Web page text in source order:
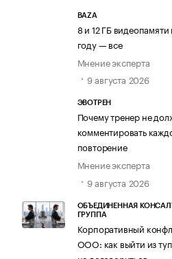
BAZA
8 и 12 ГБ видеопамяти
году — все
Мнение эксперта
9 августа 2026
ЭВОТРЕН
Почему тренер не
комментировать
повторение
Мнение эксперта
9 августа 2026
ОБЪЕДИНЕННАЯ
ГРУППА
Корпоративный
ООО: как выйти из